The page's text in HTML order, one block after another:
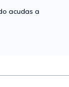
acudas a